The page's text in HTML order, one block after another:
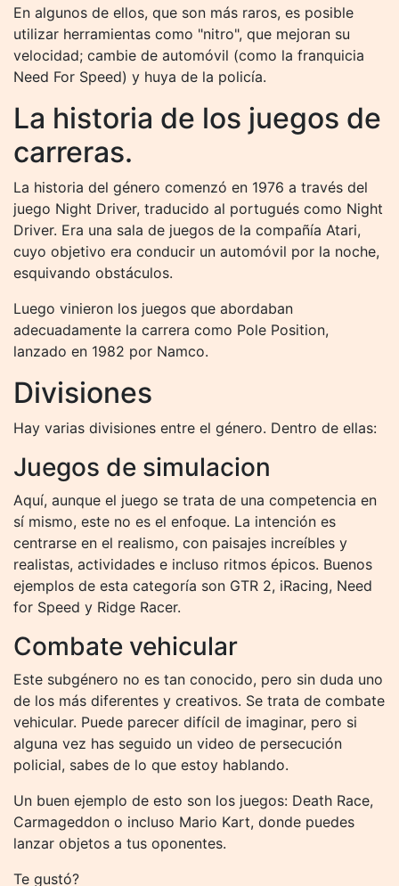
En algunos de ellos, que son más raros, es posible
utilizar herramientas como "nitro", que mejoran su
velocidad; cambie de automóvil (como la franquicia
Need For Speed) y huya de la policía.
La historia de los juegos de
carreras.
La historia del género comenzó en 1976 a través del
juego Night Driver, traducido al portugués como Night
Driver. Era una sala de juegos de la compañía Atari,
cuyo objetivo era conducir un automóvil por la noche,
esquivando obstáculos.
Luego vinieron los juegos que abordaban
adecuadamente la carrera como Pole Position,
lanzado en 1982 por Namco.
Divisiones
Hay varias divisiones entre el género. Dentro de ellas:
Juegos de simulacion
Aquí, aunque el juego se trata de una competencia en
sí mismo, este no es el enfoque. La intención es
centrarse en el realismo, con paisajes increíbles y
realistas, actividades e incluso ritmos épicos. Buenos
ejemplos de esta categoría son GTR 2, iRacing, Need
for Speed ​​y Ridge Racer.
Combate vehicular
Este subgénero no es tan conocido, pero sin duda uno
de los más diferentes y creativos. Se trata de combate
vehicular. Puede parecer difícil de imaginar, pero si
alguna vez has seguido un video de persecución
policial, sabes de lo que estoy hablando.
Un buen ejemplo de esto son los juegos: Death Race,
Carmageddon o incluso Mario Kart, donde puedes
lanzar objetos a tus oponentes.
Te gustó?